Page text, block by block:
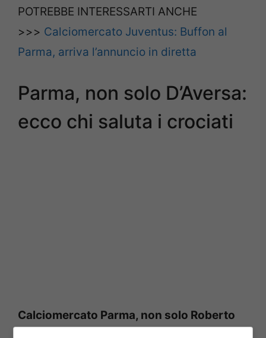
POTREBBE INTERESSARTI ANCHE
>>> Calciomercato Juventus: Buffon al
Parma, arriva l’annuncio in diretta
Parma, non solo D’Aversa:
ecco chi saluta i crociati
Calciomercato Parma, non solo Roberto